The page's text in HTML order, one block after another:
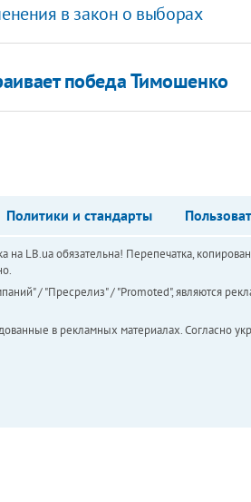
в закон о выборах
победа Тимошенко
Политики и стандарты
LB.ua обязательна! Перепечатка,
/ "Пресрелиз" / "Promoted", являются
в рекламных материалах. Согласно